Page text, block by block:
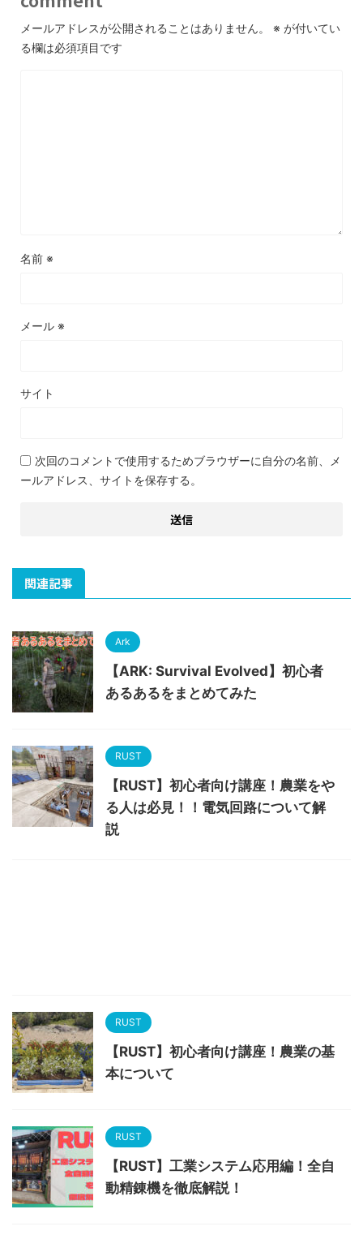
メールアドレスが公開されることはありません。 ※ が付いてい
る欄は必須項目です
名前 ※
メール ※
サイト
次回のコメントで使用するためブラウザーに自分の名前、メ
ールアドレス、サイトを保存する。
関連記事
Ark
【ARK: Survival Evolved】初心者
あるあるをまとめてみた
RUST
【RUST】初心者向け講座！農業をや
る人は必見！！電気回路について解
説
RUST
【RUST】初心者向け講座！農業の基
本について
RUST
【RUST】工業システム応用編！全自
動精錬機を徹底解説！